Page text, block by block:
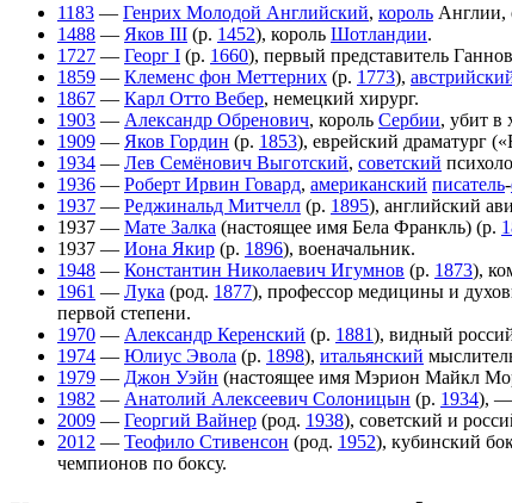
1183 — Генрих Молодой Английский, король Англии,
1488 — Яков III (р. 1452), король Шотландии.
1727 — Георг I (р. 1660), первый представитель
1859 — Клеменс фон Меттерних (р. 1773),
1867 — Карл Отто Вебер, немецкий хирург.
1903 — Александр Обренович, король Сербии, убит в
1909 — Яков Гордин (р. 1853), еврейский драматург
1934 — Лев Семёнович Выготский, советский
1936 — Роберт Ирвин Говард, американский писатель-
1937 — Реджинальд Митчелл (р. 1895), английский
1937 — Мате Залка (настоящее имя Бела Франкль) (р.
1937 — Иона Якир (р. 1896), военачальник.
1948 — Константин Николаевич Игумнов (р. 1873),
1961 — Лука (род. 1877), профессор медицины и
первой степени.
1970 — Александр Керенский (р. 1881), видный
1974 — Юлиус Эвола (р. 1898), итальянский
1979 — Джон Уэйн (настоящее имя Мэрион Майкл
1982 — Анатолий Алексеевич Солоницын (р. 1934), —
2009 — Георгий Вайнер (род. 1938), советский и
2012 — Теофило Стивенсон (род. 1952), кубинский
чемпионов по боксу.